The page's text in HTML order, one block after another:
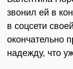
звонил ей в
в соцсети
окончательно
надежду, что